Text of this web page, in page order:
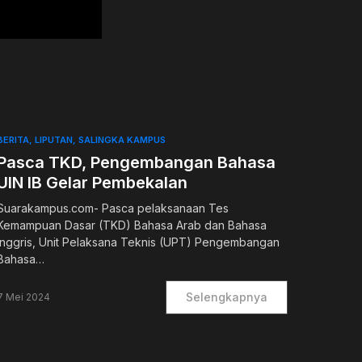
LIPUTAN SALINGKA KAMPUS
TKD, Pengembangan Bahasa
IB Gelar Pembekalan
Pasca pelaksanaan Tes
Dasar (TKD) Bahasa Arab dan Bahasa
Unit Pelaksana Teknis (UPT) Pengembangan
Mei 2024 Selengkapnya